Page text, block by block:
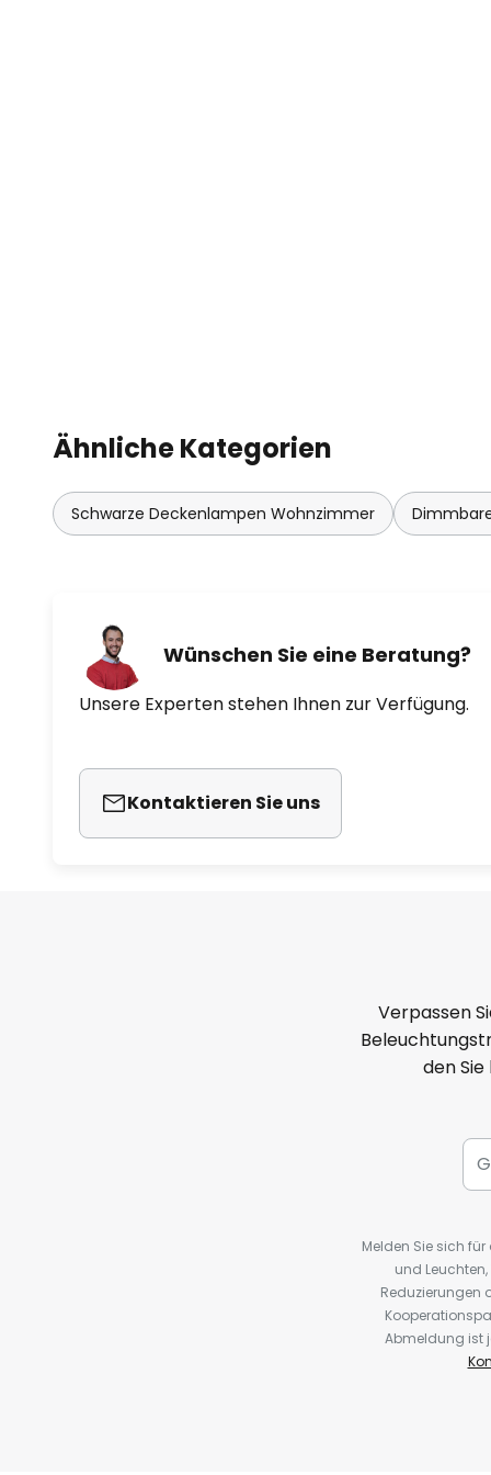
Ähnliche Kategorien
Schwarze Deckenlampen Wohnzimmer
Wünschen Sie eine Beratung?
Unsere Experten stehen Ihnen zur Verfügung.
Kontaktieren Sie uns
Verpassen
den
Melden Sie sich
und
Reduzierungen
Abmeldung ist